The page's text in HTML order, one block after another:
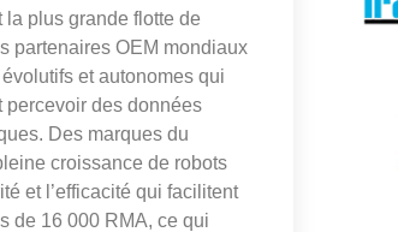
plus grande flotte de
partenaires OEM mondiaux
et autonomes qui
percevoir des données
Des marques du
croissance de robots
et l’efficacité qui facilitent
de 16 000 RMA, ce qui